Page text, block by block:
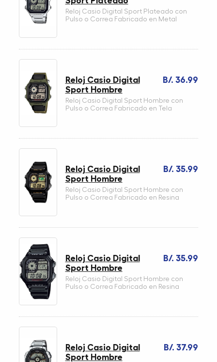
Reloj Casio Digital Sport Plateado con
Pulso o Correa Fabricado en Metal
B/. 36.99
Reloj Casio Digital
Sport Hombre
Reloj Casio Digital Sport Hombre con
Pulso o Correa Fabricado en Tela
B/. 35.99
Reloj Casio Digital
Sport Hombre
Reloj Casio Digital Sport Hombre con
Pulso o Correa Fabricado en Resina
B/. 35.99
Reloj Casio Digital
Sport Hombre
Reloj Casio Digital Sport Hombre con
Pulso o Correa Fabricado en Resina
B/. 37.99
Reloj Casio Digital
Sport Hombre